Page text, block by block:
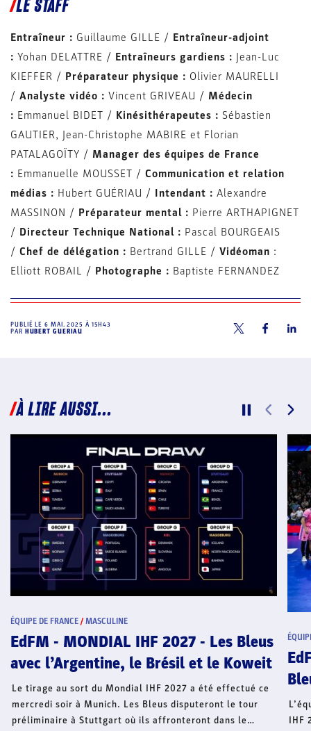
LE STAFF
Entraîneur : Guillaume GILLE / Entraîneur-adjoint
: Yohan DELATTRE / Entraîneurs gardiens : Jean-Luc
KIEFFER / Préparateur physique : Olivier MAURELLI
/ Analyste vidéo : Vincent GRIVEAU / Médecin
: Emmanuel BIDET / Kinésithérapeutes : Sébastien
GAUTIER, Jean-Christophe MABIRE et Florian
PATALAGOÏTY / Manager des équipes de France
: Emmanuelle MOUSSET / Communication et relation
médias : Hubert GUÉRIAU / Intendant : Alexandre
MASSINON / Préparateur mental : Pierre ARTHAPIGNET
/ Directeur Technique National : Pascal BOURGEAIS
/ Chef de délégation : Bertrand GILLE / Vidéoman :
Elliott ROBAIL / Photographe : Baptiste FERNANDEZ
PUBLIÉ LE6 MAI. 2025 À 15H43
PAR HUBERT GUERIAU
À LIRE AUSSI...
ÉQUIPE DE FRANCE/MASCULINE
EdFM - Qualifs Mondial IHF 2027 - Les
Bleus qualifiés pour le Mondial
L’équipe de France a validé son billet pour le Mondial
IHF 2027 (en Allemagne du 13 au 31 janvier). Après son